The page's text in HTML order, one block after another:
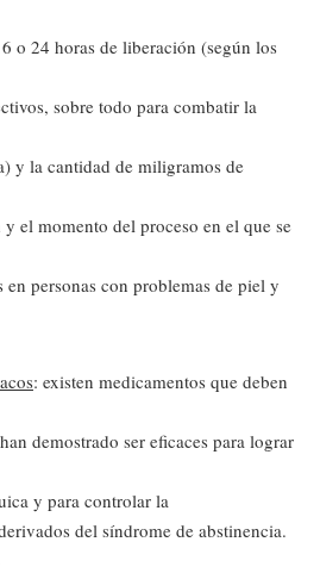
o 24 horas de liberación (según los
sobre todo para combatir la
y la cantidad de miligramos de
el momento del proceso en el que se
en personas con problemas de piel y
: existen medicamentos que deben
demostrado ser eficaces para lograr
y para controlar la
del síndrome de abstinencia.